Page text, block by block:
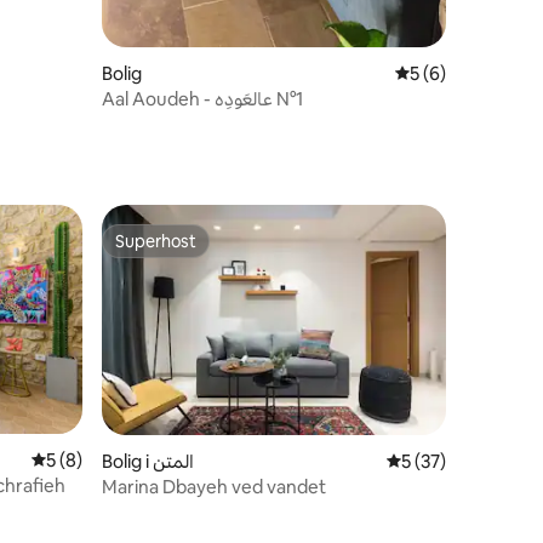
Bolig 5 ud af 5 i
5 (6)
Aal Aoudeh - عالعَودِه N°1
5 ud af 5 i gennemsnitlig bedømmelse, 8 omtaler
5 (8)
Superhost
Superhost
Bolig i المتن 5 ud af 5 i
5 (37)
Marina Dbayeh ved vandet